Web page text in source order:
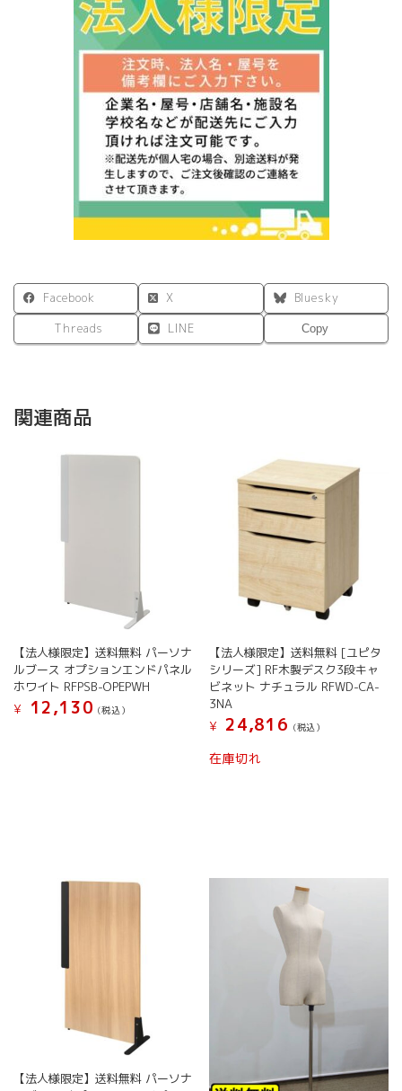
Facebook X
Bluesky
Threads
LINE Copy
関連商品
【法人様限定】送料無料 パーソナ
ルブース オプションエンドパネル
ホワイト RFPSB-OPEPWH
¥
12,130 (税込）
【法人様限定】送料無料 [ユピタ
シリーズ] RF木製デスク3段キャ
ビネット ナチュラル RFWD-CA-
3NA
¥ 24,816 (税込）
在庫切れ
【法人様限定】送料無料 パーソナ